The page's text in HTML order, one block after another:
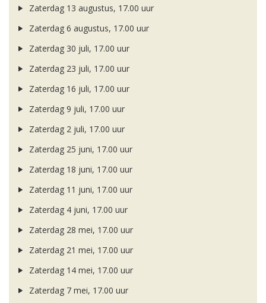
Zaterdag 13 augustus, 17.00 uur
Zaterdag 6 augustus, 17.00 uur
Zaterdag 30 juli, 17.00 uur
Zaterdag 23 juli, 17.00 uur
Zaterdag 16 juli, 17.00 uur
Zaterdag 9 juli, 17.00 uur
Zaterdag 2 juli, 17.00 uur
Zaterdag 25 juni, 17.00 uur
Zaterdag 18 juni, 17.00 uur
Zaterdag 11 juni, 17.00 uur
Zaterdag 4 juni, 17.00 uur
Zaterdag 28 mei, 17.00 uur
Zaterdag 21 mei, 17.00 uur
Zaterdag 14 mei, 17.00 uur
Zaterdag 7 mei, 17.00 uur